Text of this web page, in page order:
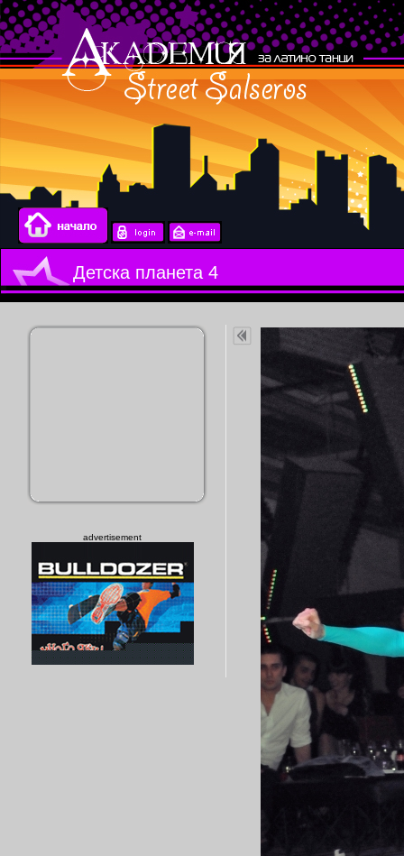
Детска планета 4
advertisement